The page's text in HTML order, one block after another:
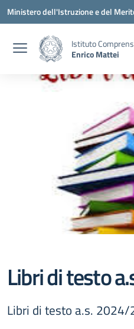
Vai ai contenuti
Vai al menu di navigazione
Vai al footer
Ministero dell'Istruzione e del
Istituto
Enrico Mattei
Libri di testo
Libri di testo a.s. 2024/